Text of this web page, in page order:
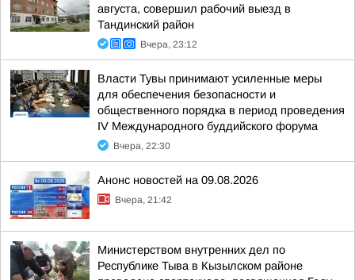
августа, совершил рабочий выезд в
Тандинский район
Вчера, 23:12
Власти Тувы принимают усиленные меры
для обеспечения безопасности и
общественного порядка в период проведения
IV Международного буддийского форума
Вчера, 22:30
Анонс новостей на 09.08.2026
Вчера, 21:42
Министерством внутренних дел по
Республике Тыва в Кызылском районе